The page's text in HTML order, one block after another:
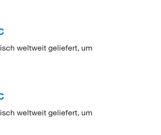
weltweit geliefert, um
weltweit geliefert, um